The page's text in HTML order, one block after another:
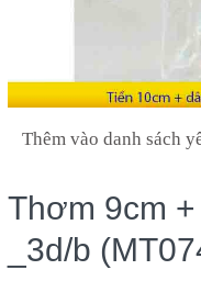
Thêm vào danh sách
Thơm 9cm
_3d/b